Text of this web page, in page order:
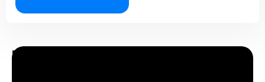
How to Use the Product